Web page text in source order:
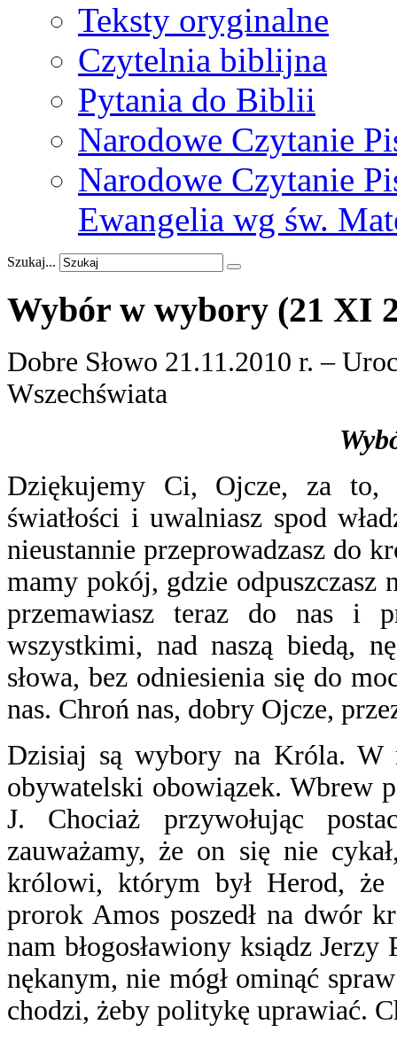
Teksty oryginalne
Czytelnia biblijna
Pytania do Biblii
Narodowe Czytanie
Narodowe Czytanie
Ewangelia wg św.
Szukaj...
Wybór w wybory (21 XI
Dobre Słowo 21.11.2010 r. –
Wszechświata
Dziękujemy Ci, Ojcze, za to,
światłości i uwalniasz spod
nieustannie przeprowadzasz do
mamy pokój, gdzie odpuszczasz
przemawiasz teraz do nas i
wszystkimi, nad naszą biedą,
słowa, bez odniesienia się do
nas. Chroń nas, dobry Ojcze,
Dzisiaj są wybory na Króla. W
obywatelski obowiązek. Wbrew
J. Chociaż przywołując
zauważamy, że on się nie
królowi, którym był Herod,
prorok Amos poszedł na dwór
nam błogosławiony ksiądz
nękanym, nie mógł ominąć
chodzi, żeby politykę uprawiać.